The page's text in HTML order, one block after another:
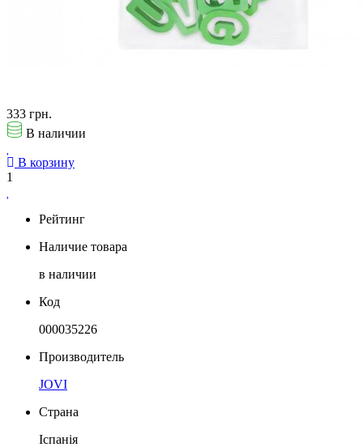
333 грн.
В наличии
В корзину
1
Рейтинг
Наличие товара
в наличии
Код
000035226
Производитель
JOVI
Страна
Іспанія